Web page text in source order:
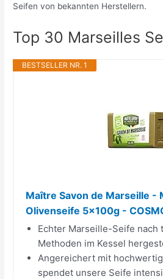
Seifen von bekannten Herstellern.
Top 30 Marseilles
BESTSELLER NR. 1
Maître Savon de Marseille -
Olivenseife 5x100g -
Echter Marseille-Seife nach
Methoden im Kessel
Angereichert mit
spendet unsere Seife